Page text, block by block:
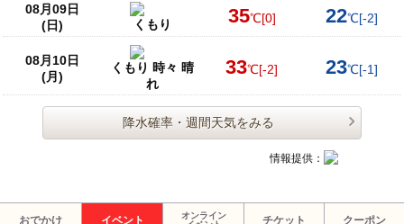
08月09日
(日)
くもり 35℃[0] 22℃[-2]
08月10日
(月)
くもり 時々 晴
れ
33℃[-2] 23℃[-1]
降水確率・週間天気をみる
情報提供：
おでかけ イベント
オンライン
チケット クーポン